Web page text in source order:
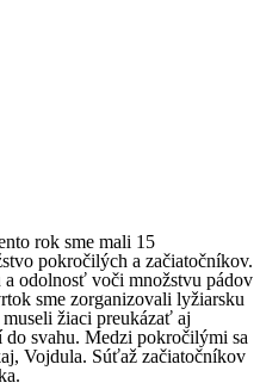
rok sme mali 15
pokročilých a začiatočníkov.
odolnosť voči množstvu pádov
sme zorganizovali lyžiarsku
žiaci preukázať aj
svahu. Medzi pokročilými sa
Vojdula. Súťaž začiatočníkov